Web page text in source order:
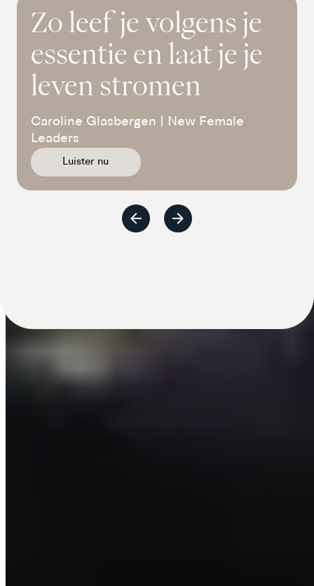
Zo leef je volgens je
essentie en laat je je
leven stromen
Caroline Glasbergen | New Female
Leaders
Luister nu